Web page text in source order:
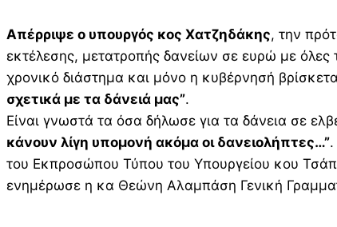
Απέρριψε ο υπουργός κος Χατζηδάκης, την
εκτέλεσης, μετατροπής δανείων σε ευρώ με όλες
χρονικό διάστημα και μόνο η κυβέρνησή
σχετικά με τα δάνειά μας”.
Είναι γνωστά τα όσα δήλωσε για τα δάνεια σε
κάνουν λίγη υπομονή ακόμα οι δανειολήπτες…”
του Εκπροσώπου Τύπου του Υπουργείου κου
ενημέρωσε η κα Θεώνη Αλαμπάση Γενική